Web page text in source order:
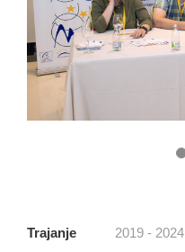
Trajanje 2019 - 2024